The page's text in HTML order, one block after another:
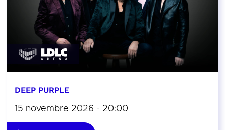
DEEP PURPLE
15 novembre 2026 - 20:00